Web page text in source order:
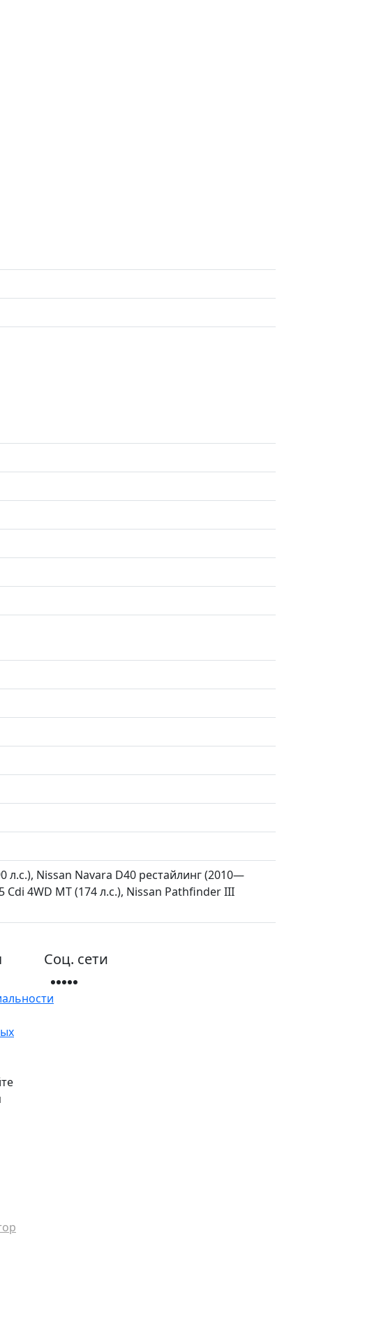
л.с.), Nissan Navara D40 рестайлинг (2010—
Cdi 4WD MT (174 л.с.), Nissan Pathfinder III
Соц. сети